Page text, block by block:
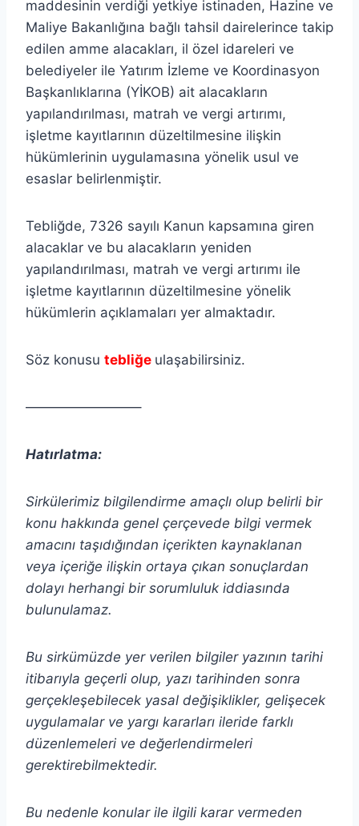
maddesinin verdiği yetkiye istinaden, Hazine ve
Maliye Bakanlığına bağlı tahsil dairelerince takip
edilen amme alacakları, il özel idareleri ve
belediyeler ile Yatırım İzleme ve Koordinasyon
Başkanlıklarına (YİKOB) ait alacakların
yapılandırılması, matrah ve vergi artırımı,
işletme kayıtlarının düzeltilmesine ilişkin
hükümlerinin uygulamasına yönelik usul ve
esaslar belirlenmiştir.
Tebliğde, 7326 sayılı Kanun kapsamına giren
alacaklar ve bu alacakların yeniden
yapılandırılması, matrah ve vergi artırımı ile
işletme kayıtlarının düzeltilmesine yönelik
hükümlerin açıklamaları yer almaktadır.
Söz konusu tebliğe ulaşabilirsiniz.
————————–
Hatırlatma:
Sirkülerimiz bilgilendirme amaçlı olup belirli bir
konu hakkında genel çerçevede bilgi vermek
amacını taşıdığından içerikten kaynaklanan
veya içeriğe ilişkin ortaya çıkan sonuçlardan
dolayı herhangi bir sorumluluk iddiasında
bulunulamaz.
Bu sirkümüzde yer verilen bilgiler yazının tarihi
itibarıyla geçerli olup, yazı tarihinden sonra
gerçekleşebilecek yasal değişiklikler, gelişecek
uygulamalar ve yargı kararları ileride farklı
düzenlemeleri ve değerlendirmeleri
gerektirebilmektedir.
Bu nedenle konular ile ilgili karar vermeden